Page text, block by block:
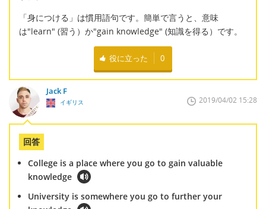
「身につける」は慣用語句です。簡単で言うと、意味
は"learn" (習う）か"gain knowledge" (知識を得る）です。
役に立った 0
Jack F
イギリス 2019/04/02 15:28
回答
College is a place where you go to gain valuable
knowledge
University is somewhere you go to further your